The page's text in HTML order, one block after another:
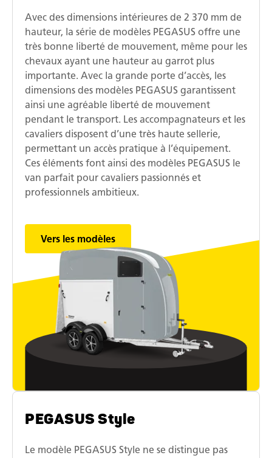
Avec des dimensions intérieures de 2 370 mm de
hauteur, la série de modèles PEGASUS offre une
très bonne liberté de mouvement, même pour les
chevaux ayant une hauteur au garrot plus
importante. Avec la grande porte d’accès, les
dimensions des modèles PEGASUS garantissent
ainsi une agréable liberté de mouvement
pendant le transport. Les accompagnateurs et les
cavaliers disposent d’une très haute sellerie,
permettant un accès pratique à l’équipement.
Ces éléments font ainsi des modèles PEGASUS le
van parfait pour cavaliers passionnés et
professionnels ambitieux.
Vers les modèles
PEGASUS Style
Le modèle PEGASUS Style ne se distingue pas